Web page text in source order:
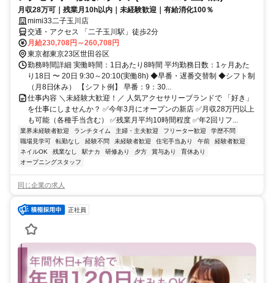
月収28万可｜残業月10h以内｜未経験歓迎｜有給消化100％
mimi33二子玉川店
交通・アクセス 「二子玉川駅」徒歩2分
月給230,708円～260,708円
東京都東京23区世田谷区
勤務時間詳細 実働時間：1日あたり8時間 平均勤務日数：1ヶ月あた
り18日 〜 20日 9:30～20:10(実働8h) ◆早番・遅番交替制 ◆シフト制
（月8日休み） 【シフト例】 早番：9：30...
仕事内容 ＼未経験大歓迎！／ 人気アクセサリーブランドで 「好き」
を仕事にしませんか？ ✅今年3月にオープンの新店 ✅月収28万円以上
も可能（各種手当含む） ✅残業月平均10時間程度 ✅年2回リフ...
業界未経験者歓迎 ランチタイム 主婦・主夫歓迎 フリーター歓迎
学歴不問
職場見学可
転勤なし 経験不問 未経験者歓迎 住宅手当あり 午前
経験者歓迎
ネイルOK
残業なし 駅ナカ 研修あり 夕方 賞与あり
育休あり
オープニングスタッフ
同じ企業の求人
正社員